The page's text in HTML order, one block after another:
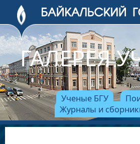
ГАЛЕРЕЯ
Ученые БГУ
Журналы и